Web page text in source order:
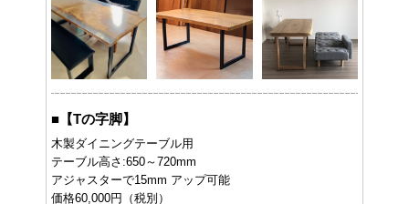
■ 【Tの字脚】
木製ダイニングテーブル用
テーブル高さ:650～720mm
アジャスターで15mm アップ可能
価格60,000円（税別）